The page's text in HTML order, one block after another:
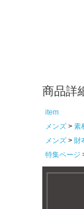
商品詳
item
メンズ
素
メンズ
財
特集ページ